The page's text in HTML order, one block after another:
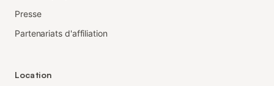
Presse
Partenariats d'affiliation
Location